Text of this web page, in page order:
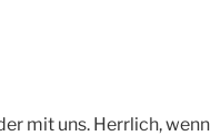
mit uns. Herrlich, wenn